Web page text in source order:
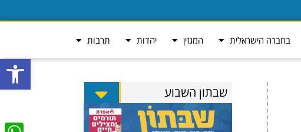
פתח
בחברה הישראלית המגזין יהדות תרבות
שבתון השבוע